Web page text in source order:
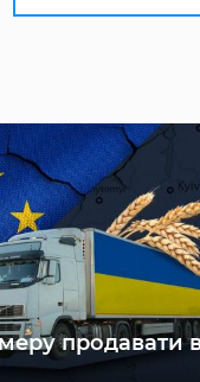
продавати